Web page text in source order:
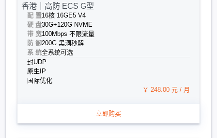
香港｜高防 ECS G型
配 置16核 16GE5 V4
硬 盘30G+120G NVME
带 宽100Mbps 不限流量
防 御200G 黑洞秒解
系 统全系统可选
封UDP
原生IP
国际优化
￥ 248.00 元 / 月
立即购买